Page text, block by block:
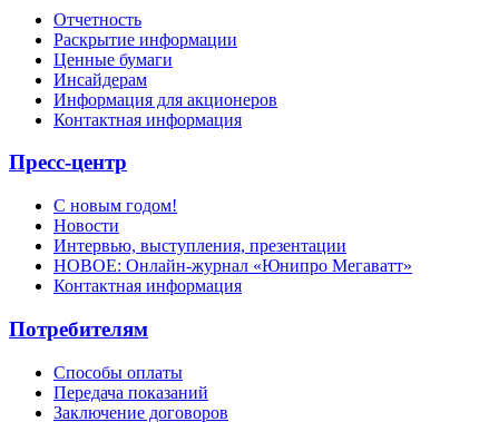
Отчетность
Раскрытие информации
Ценные бумаги
Инсайдерам
Информация для акционеров
Контактная информация
Пресс-центр
С новым годом!
Новости
Интервью, выступления, презентации
НОВОЕ: Онлайн-журнал «Юнипро Мегаватт»
Контактная информация
Потребителям
Способы оплаты
Передача показаний
Заключение договоров